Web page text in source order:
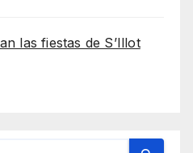
las fiestas de S’Illot